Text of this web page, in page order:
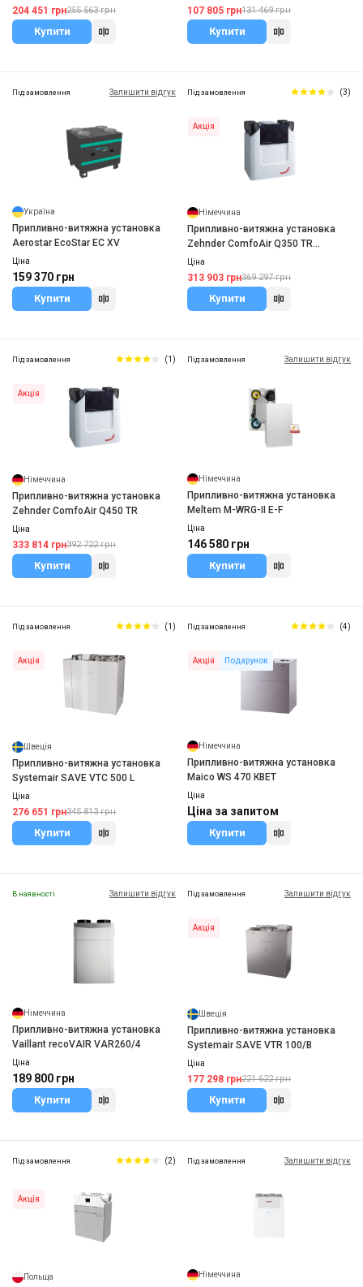
204 451 грн255 563 грн
Купити
107 805 грн131 469 грн
Купити
Під замовлення Залишити відгук
Україна
Припливно-витяжна установка
Aerostar EcoStar EC XV
Ціна
159 370 грн
Купити
Під замовлення (3)
Акція
Німеччина
Припливно-витяжна установка
Zehnder ComfoAir Q350 TR
enthalpy
Ціна
313 903 грн369 297 грн
Купити
Під замовлення (1)
Акція
Німеччина
Припливно-витяжна установка
Zehnder ComfoAir Q450 TR
Ціна
333 814 грн392 722 грн
Купити
Під замовлення Залишити відгук
Німеччина
Припливно-витяжна установка
Meltem M-WRG-II E-F
Ціна
146 580 грн
Купити
Під замовлення (1)
Акція
Швеція
Припливно-витяжна установка
Systemair SAVE VTC 500 L
Ціна
276 651 грн345 813 грн
Купити
Під замовлення (4)
Акція Подарунок
Німеччина
Припливно-витяжна установка
Maico WS 470 КВЕТ
Ціна
Ціна за запитом
Купити
В наявності Залишити відгук
Німеччина
Припливно-витяжна установка
Vaillant recoVAIR VAR260/4
Ціна
189 800 грн
Купити
Під замовлення Залишити відгук
Акція
Швеція
Припливно-витяжна установка
Systemair SAVE VTR 100/B
Ціна
177 298 грн221 622 грн
Купити
Під замовлення (2)
Акція
Польща
Під замовлення Залишити відгук
Німеччина